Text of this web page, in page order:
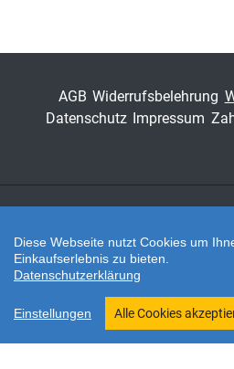
ISSN
Fachbereich Jura
AGB Widerrufsbelehrung
Datenschutz Impressum
Twitter
Shop erstellt mit
Diese Webseite nutzt Cookies um
Einkaufserlebnis zu bieten.
Datenschutzerklärung
Einstellungen Alle Cookies